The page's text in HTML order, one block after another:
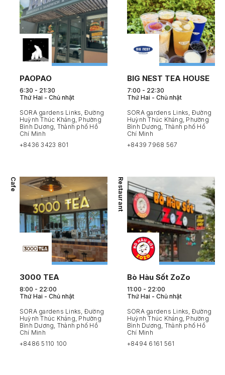
PAOPAO
6:30 - 21:30
Thứ Hai - Chủ nhật
SORA gardens Links, Đường
Huỳnh Thúc Kháng, Phường
Bình Dương, Thành phố Hồ
Chí Minh
+8436 3423 801
BIG NEST TEA HOUSE
7:00 - 22:30
Thứ Hai - Chủ nhật
SORA gardens Links, Đường
Huỳnh Thúc Kháng, Phường
Bình Dương, Thành phố Hồ
Chí Minh
+8439 7968 567
3000 TEA
8:00 - 22:00
Thứ Hai - Chủ nhật
SORA gardens Links, Đường
Huỳnh Thúc Kháng, Phường
Bình Dương, Thành phố Hồ
Chí Minh
+8486 5110 100
Cafe
Bò Hàu Sốt ZoZo
11:00 - 22:00
Thứ Hai - Chủ nhật
SORA gardens Links, Đường
Huỳnh Thúc Kháng, Phường
Bình Dương, Thành phố Hồ
Chí Minh
+8494 6161 561
Restaurant